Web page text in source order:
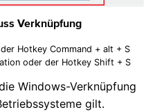
Verknüpfung
Hotkey Command + alt + S
oder der Hotkey Shift + S
Windows-Verknüpfung
gilt.